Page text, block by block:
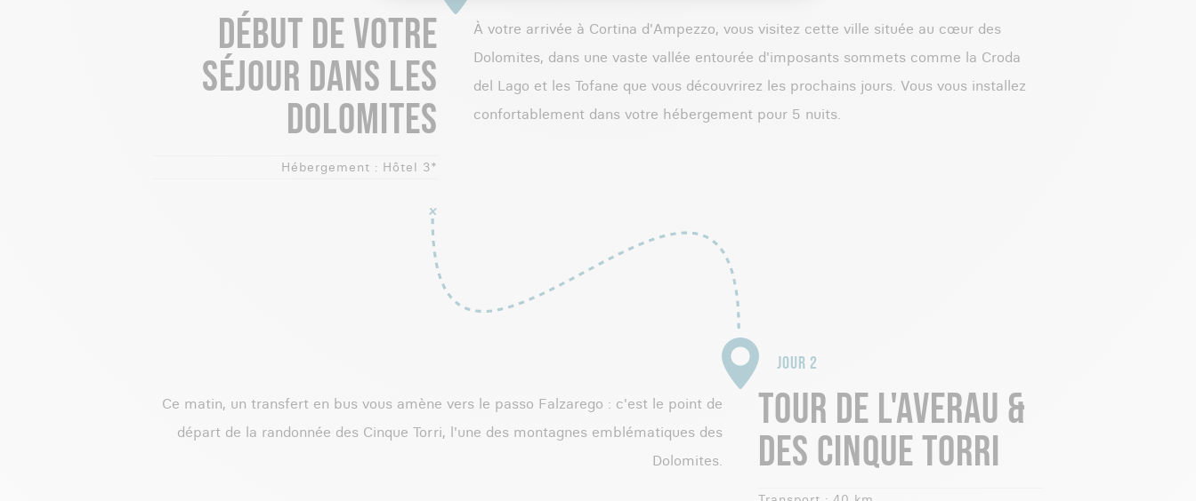
DÉBUT DE VOTRE
SÉJOUR DANS LES
DOLOMITES
Hébergement : Hôtel 3*
À votre arrivée à Cortina d'Ampezzo, vous visitez cette ville située au cœur des
Dolomites, dans une vaste vallée entourée d'imposants sommets comme la Croda
del Lago et les Tofane que vous découvrirez les prochains jours. Vous vous installez
confortablement dans votre hébergement pour 5 nuits.
JOUR 2
TOUR DE L'AVERAU &
DES CINQUE TORRI
Ce matin, un transfert en bus vous amène vers le passo Falzarego : c'est le point de
départ de la randonnée des Cinque Torri, l'une des montagnes emblématiques des
Dolomites.